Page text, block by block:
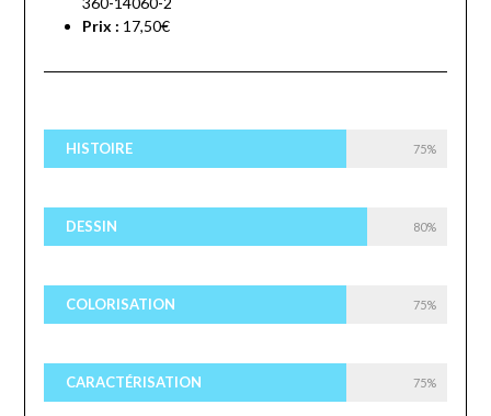
Prix : 17,50€
HISTOIRE 75%
DESSIN 80%
COLORISATION 75%
CARACTÉRISATION 75%